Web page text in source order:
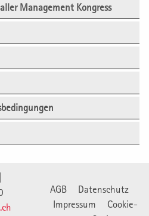
Management Kongress
AGB
Datenschutz
Impressum
Cookie-